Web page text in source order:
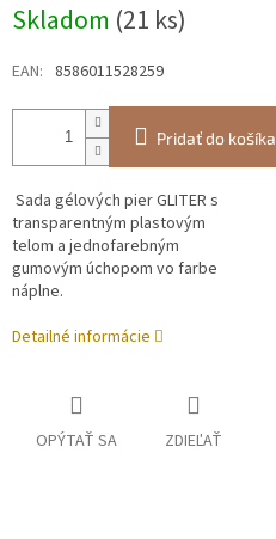
cena:
Skladom (21 ks)
EAN: 8586011528259
Pridať do košíka
Sada gélových pier GLITER s
transparentným plastovým
telom a jednofarebným
gumovým úchopom vo farbe
náplne.
Detailné informácie
OPÝTAŤ SA ZDIEĽAŤ